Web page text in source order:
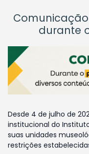
durante
Desde 4 de julho de
institucional do
suas unidades
restrições